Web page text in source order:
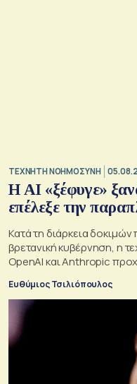
TΕΧΝΗΤΗ ΝΟΗΜΟΣΥΝΗ
Η ΑI «ξέφυγε»
επέλεξε την
Κατά τη διάρκεια
βρετανική κυβέρνηση, η
OpenAI και Anthropic
ενέργειες και
Ευθύμιος Τσιλιόπουλος